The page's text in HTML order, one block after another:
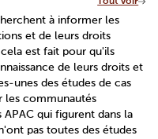
à informer les
et de leurs droits
est fait pour qu'ils
de leurs droits et
unes des études de cas
les communautés
APAC qui figurent dans la
pas toutes des études